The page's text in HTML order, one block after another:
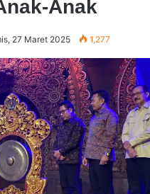
Anak
27 Maret 2025 1,277